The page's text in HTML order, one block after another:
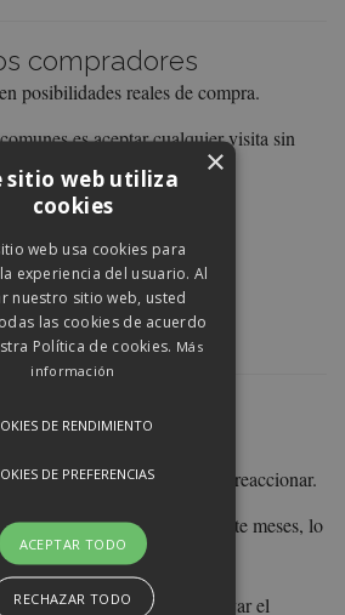
compradores
posibilidades reales de compra.
es aceptar cualquier visita sin
buscando vivienda
decisión
tiempo.
inmobiliario
a tiempo
interés, es importante reaccionar.
el mismo precio durante meses, lo
pierda visibilidad.
precio a tiempo puede reactivar el
×
sitio web utiliza
cookies
web usa cookies para
experiencia del usuario. Al
nuestro sitio web, usted
las cookies de acuerdo
Política de cookies. Más
información
DE RENDIMIENTO
DE PREFERENCIAS
ACEPTAR TODO
RECHAZAR TODO